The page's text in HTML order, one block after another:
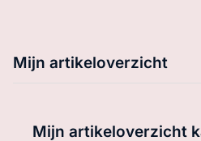
Mijn artikeloverzicht
Mijn artikeloverzicht